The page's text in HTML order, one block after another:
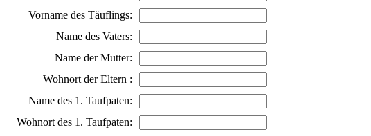
Vorname des Täuflings:
Name des Vaters:
Name der Mutter:
Wohnort der Eltern :
Name des 1. Taufpaten:
Wohnort des 1. Taufpaten: